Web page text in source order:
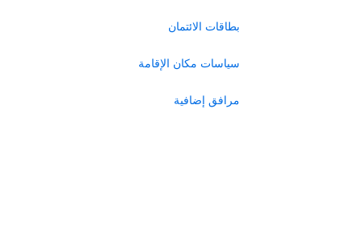
بطاقات الائتمان
سياسات مكان الإقامة
مرافق إضافية